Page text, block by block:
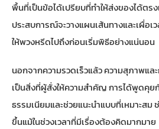
พื้นที่เป็นข้อได้เปรียบที่ทำให้ส่งของได้ตร
ประสบการณ์จะวางแผนเส้นทางและเผื่อเ
ให้พวงหรีดไปถึงก่อนเริ่มพิธีอย่างแน่นอน
นอกจากความรวดเร็วแล้ว ความสุภาพแล
เป็นสิ่งที่ผู้สั่งให้ความสำคัญ การได้พูดคุย
ธรรมเนียมและช่วยแนะนำแบบที่เหมาะสม
ขึ้นแม้ในช่วงเวลาที่มีเรื่องต้องคิดมากมาย